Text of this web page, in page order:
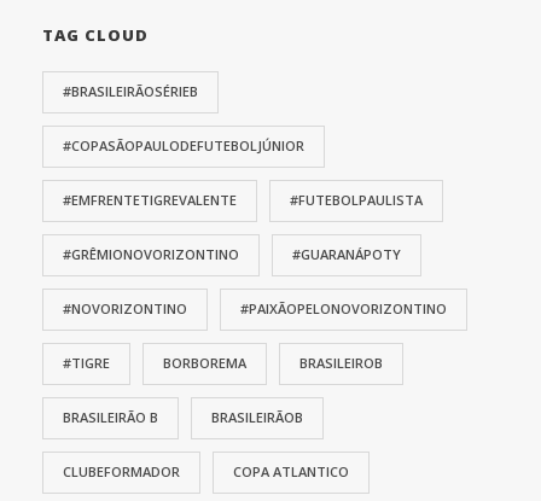
TAG CLOUD
#BRASILEIRÃOSÉRIEB
#COPASÃOPAULODEFUTEBOLJÚNIOR
#EMFRENTETIGREVALENTE #FUTEBOLPAULISTA
#GRÊMIONOVORIZONTINO #GUARANÁPOTY
#NOVORIZONTINO #PAIXÃOPELONOVORIZONTINO
#TIGRE BORBOREMA BRASILEIROB
BRASILEIRÃO B BRASILEIRÃOB
CLUBEFORMADOR COPA ATLANTICO